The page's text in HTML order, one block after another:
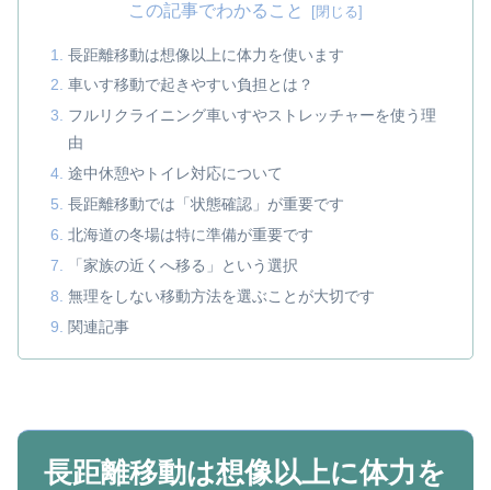
この記事でわかること
長距離移動は想像以上に体力を使います
車いす移動で起きやすい負担とは？
フルリクライニング車いすやストレッチャーを使う理
由
途中休憩やトイレ対応について
長距離移動では「状態確認」が重要です
北海道の冬場は特に準備が重要です
「家族の近くへ移る」という選択
無理をしない移動方法を選ぶことが大切です
関連記事
長距離移動は想像以上に体力を